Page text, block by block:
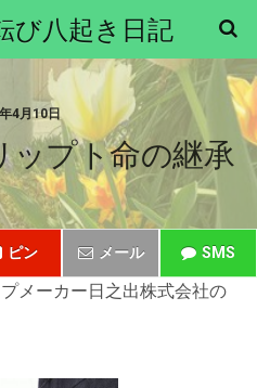
び八起き日記
4月10日
ップト命の継承
ピン メール SMS
メーカー日之出株式会社の